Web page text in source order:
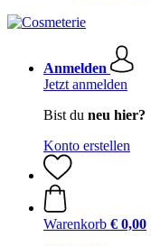
Anmelden
Jetzt anmelden
Bist du neu hier?
Konto erstellen
Warenkorb € 0,00